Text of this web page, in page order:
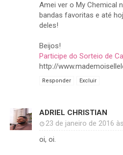
Amei ver o My Chemical
bandas favoritas e até
deles!
Beijos!
Participe do Sorteio de
http://
Responder Excluir
ADRIEL CHRISTIAN
23 de janeiro de 2016
oi, oi.